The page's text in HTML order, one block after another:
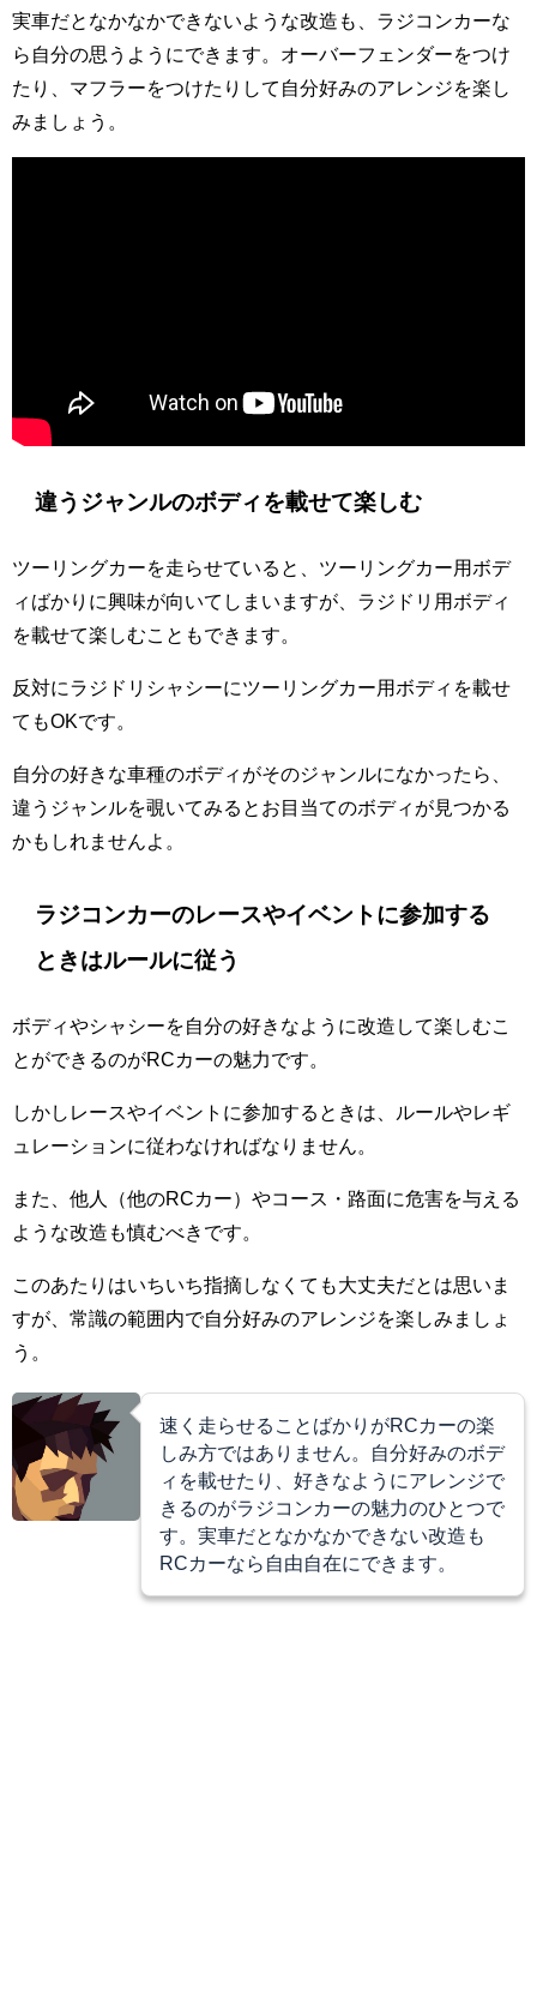
実車だとなかなかできないような改造も、ラジコンカーな
ら自分の思うようにできます。オーバーフェンダーをつけ
たり、マフラーをつけたりして自分好みのアレンジを楽し
みましょう。
違うジャンルのボディを載せて楽しむ
ツーリングカーを走らせていると、ツーリングカー用ボデ
ィばかりに興味が向いてしまいますが、ラジドリ用ボディ
を載せて楽しむこともできます。
反対にラジドリシャシーにツーリングカー用ボディを載せ
てもOKです。
自分の好きな車種のボディがそのジャンルになかったら、
違うジャンルを覗いてみるとお目当てのボディが見つかる
かもしれませんよ。
ラジコンカーのレースやイベントに参加する
ときはルールに従う
ボディやシャシーを自分の好きなように改造して楽しむこ
とができるのがRCカーの魅力です。
しかしレースやイベントに参加するときは、ルールやレギ
ュレーションに従わなければなりません。
また、他人（他のRCカー）やコース・路面に危害を与える
ような改造も慎むべきです。
このあたりはいちいち指摘しなくても大丈夫だとは思いま
すが、常識の範囲内で自分好みのアレンジを楽しみましょ
う。
速く走らせることばかりがRCカーの楽
しみ方ではありません。自分好みのボデ
ィを載せたり、好きなようにアレンジで
きるのがラジコンカーの魅力のひとつで
す。実車だとなかなかできない改造も
RCカーなら自由自在にできます。